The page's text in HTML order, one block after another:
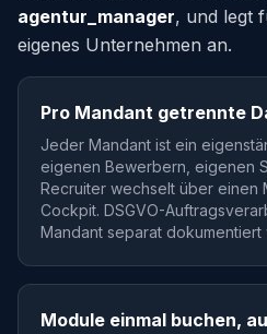
agentur_manager, und legt
eigenes Unternehmen an.
Pro Mandant getrennte
Jeder Mandant ist ein
eigenen Bewerbern, eigenen
Recruiter wechselt über einen
Cockpit. DSGVO-
Mandant separat dokumentiert
Module einmal buchen,